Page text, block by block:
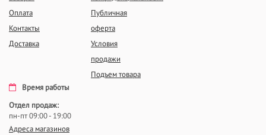
Оплата
Контакты
Доставка
Публичная
оферта
Условия
продажи
Подъем товара
Время работы
Отдел продаж:
пн-пт 09:00 - 19:00
Адреса магазинов